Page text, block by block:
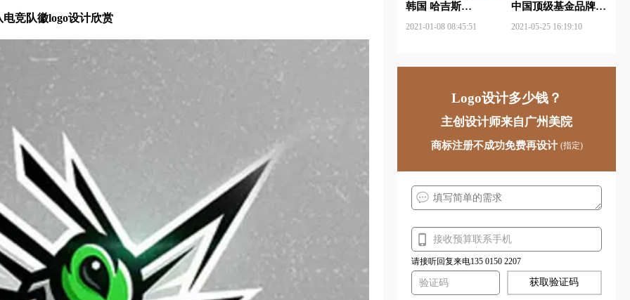
电竞队徽logo设计欣赏
韩国 哈吉斯
更新LOGO
2021-01-08 08:45:51
中国顶级基金品牌
领先品牌
2021-05-25 16:19:10
Logo设计多少钱？
主创设计师来自广州美院
商标注册不成功免费再设计 (指定)
请接听回复来电135 0150 2207
获取验证码